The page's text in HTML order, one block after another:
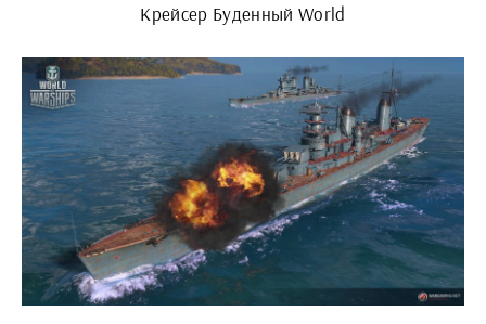
Крейсер Буденный World